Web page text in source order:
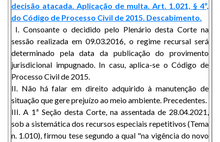
decisão atacada. Aplicação de multa. Art. 1.021, § 4º,
do Código de Processo Civil de 2015. Descabimento.
I. Consoante o decidido pelo Plenário desta Corte na
sessão realizada em 09.03.2016, o regime recursal será
determinado pela data da publicação do provimento
jurisdicional impugnado. In casu, aplica-se o Código de
Processo Civil de 2015.
II. Não há falar em direito adquirido à manutenção de
situação que gere prejuízo ao meio ambiente. Precedentes.
III. A 1ª Seção desta Corte, na assentada de 28.04.2021,
sob a sistemática dos recursos especiais repetitivos (Tema
n. 1.010), firmou tese segundo a qual "na vigência do novo